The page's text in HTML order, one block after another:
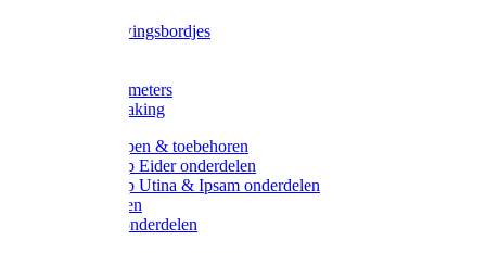
Waarschuwingsbordjes
Wegers en meters
Video bewaking
Weidepompen & toebehoren
Weidepomp Eider onderdelen
Weidepomp Utina & Ipsam onderdelen
Drinkbakken
Drinkbak onderdelen